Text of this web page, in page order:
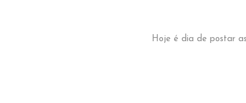
Hoje é dia de postar